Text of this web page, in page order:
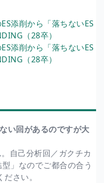
添削から「落ちないES
（28卒）
添削から「落ちないES
（28卒）
い回があるのですが大
自己分析回／ガクチカ
」なのでご都合の合う
さい。